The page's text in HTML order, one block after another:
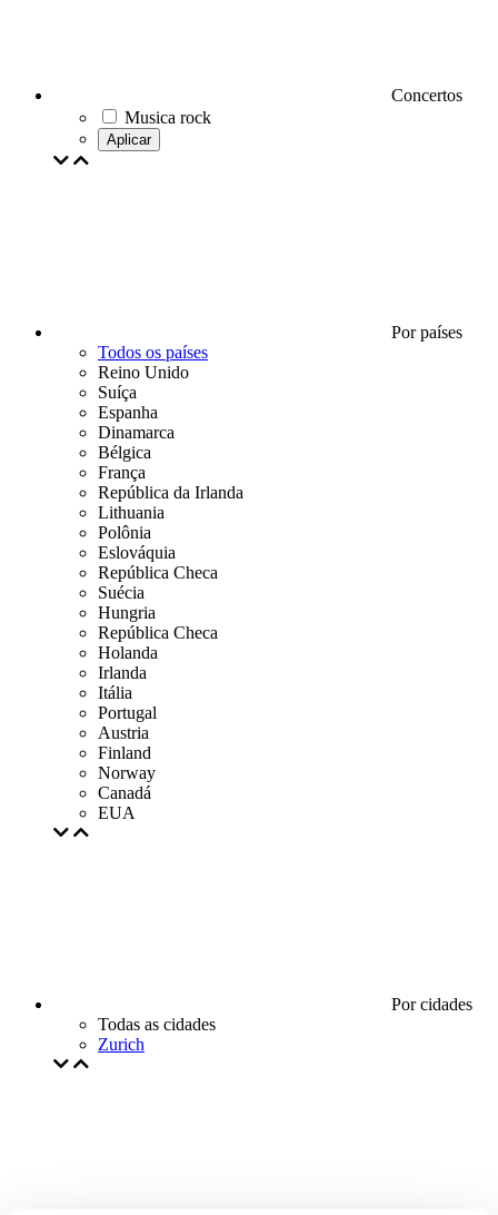
Concertos
Musica rock
Aplicar
Por países
Todos os países
Reino Unido
Suíça
Espanha
Dinamarca
Bélgica
França
República da Irlanda
Lithuania
Polônia
Eslováquia
República Checa
Suécia
Hungria
República Checa
Holanda
Irlanda
Itália
Portugal
Austria
Finland
Norway
Canadá
EUA
Por cidades
Todas as cidades
Zurich